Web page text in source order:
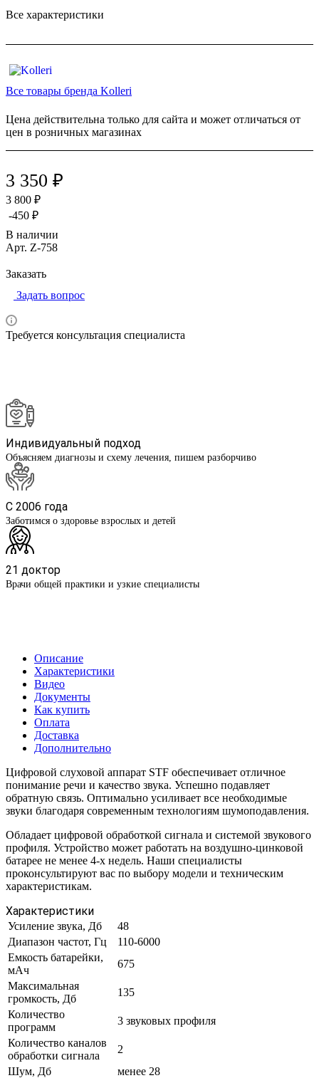
Все характеристики
Все товары бренда Kolleri
Цена действительна только для сайта и может отличаться от
цен в розничных магазинах
3 350 ₽
3 800 ₽
-450 ₽
В наличии
Арт. Z-758
Заказать
Задать вопрос
Требуется консультация специалиста
Индивидуальный подход
Объясняем диагнозы и схему лечения, пишем разборчиво
С 2006 года
Заботимся о здоровье взрослых и детей
21 доктор
Врачи общей практики и узкие специалисты
Описание
Характеристики
Видео
Документы
Как купить
Оплата
Доставка
Дополнительно
Цифровой слуховой аппарат STF обеспечивает отличное
понимание речи и качество звука. Успешно подавляет
обратную связь. Оптимально усиливает все необходимые
звуки благодаря современным технологиям шумоподавления.
Обладает цифровой обработкой сигнала и системой звукового
профиля. Устройство может работать на воздушно-цинковой
батарее не менее 4-х недель. Наши специалисты
проконсультируют вас по выбору модели и техническим
характеристикам.
Характеристики
Усиление звука, Дб
48
Диапазон частот, Гц
110-6000
Емкость батарейки,
мАч
675
Максимальная
громкость, Дб
135
Количество
программ
3 звуковых профиля
Количество каналов
обработки сигнала
2
Шум, Дб
менее 28